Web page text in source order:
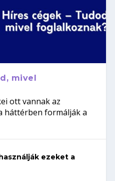
mivel
ott vannak az
háttérben formálják a
ezeket a